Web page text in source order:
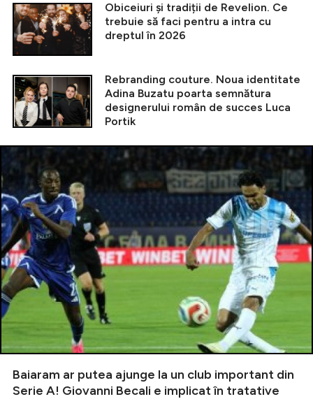
Obiceiuri și tradiții de Revelion. Ce
trebuie să faci pentru a intra cu
dreptul în 2026
Rebranding couture. Noua identitate
Adina Buzatu poarta semnătura
designerului român de succes Luca
Portik
Baiaram ar putea ajunge la un club important din
Serie A! Giovanni Becali e implicat în tratative